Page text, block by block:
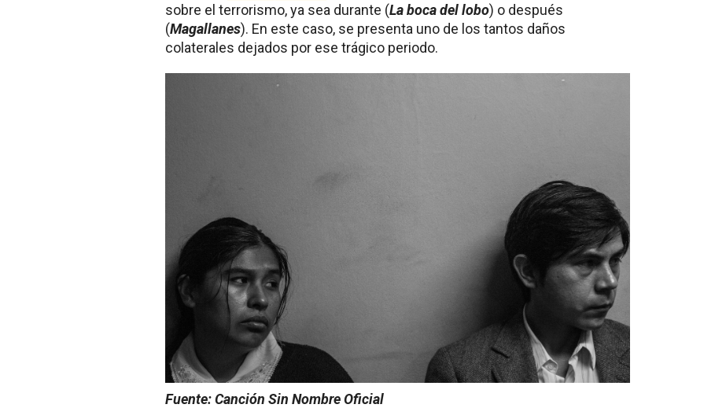
sobre el terrorismo, ya sea durante (La boca del lobo) o después
(Magallanes). En este caso, se presenta uno de los tantos daños
colaterales dejados por ese trágico periodo.
Fuente: Canción Sin Nombre Oficial